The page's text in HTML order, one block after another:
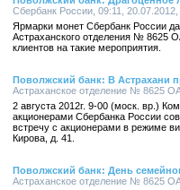
Сбербанк России, 09:11, 20.07.2012,
Ярмарки монет Сбербанк России
Астраханского отделения № 8625
клиентов на такие мероприятия.
Поволжский банк: В Астрахани
Астраханское отделение № 8625
2 августа 2012г. 9-00 (моск. вр.)
акционерами Сбербанка России
встречу с акционерами в режиме
Кирова, д. 41.
Поволжский банк: День
Астраханское отделение № 8625